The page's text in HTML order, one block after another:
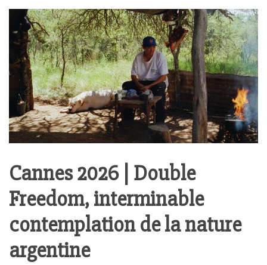
Cannes 2026 | Double
Freedom, interminable
contemplation de la nature
argentine